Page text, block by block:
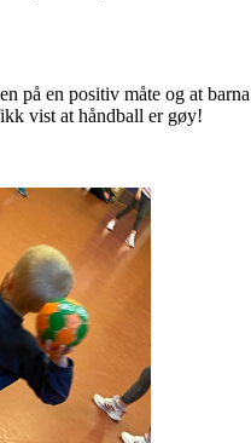
på en positiv måte og at barna
vist at håndball er gøy!